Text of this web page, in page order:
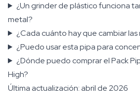
¿Un grinder de plástico funciona
metal?
¿Cada cuánto hay que cambiar las
¿Puedo usar esta pipa para
¿Dónde puedo comprar el Pack
High?
Última actualización: abril de 2026